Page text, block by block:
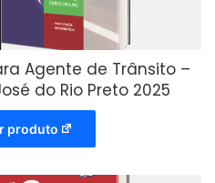
Agente de Trânsito –
do Rio Preto 2025
produto